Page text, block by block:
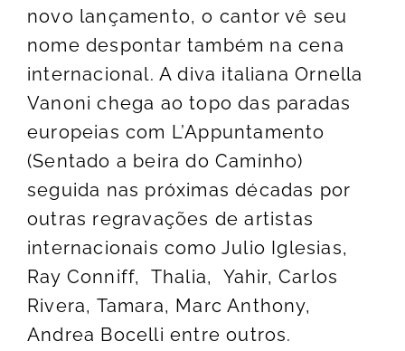
novo lançamento, o cantor vê seu
nome despontar também na cena
internacional. A diva italiana Ornella
Vanoni chega ao topo das paradas
europeias com L’Appuntamento
(Sentado a beira do Caminho)
seguida nas próximas décadas por
outras regravações de artistas
internacionais como Julio Iglesias,
Ray Conniff, Thalia, Yahir, Carlos
Rivera, Tamara, Marc Anthony,
Andrea Bocelli entre outros.